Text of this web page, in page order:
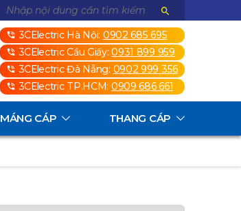
3CElectric Hà Nội: 0902 685 695
3CElectric Cầu Giấy:0931 899 959
3CElectric Đà Nẵng: 0902 999 356
3CElectric TP.HCM: 0909 686 661
MÁNG CÁP THANG CÁP